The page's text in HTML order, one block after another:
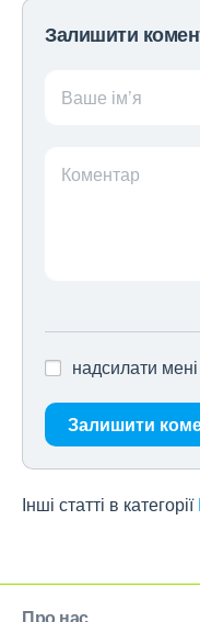
Залишити
Ваше ім’я
Коментар
надсилати
Залишити
Інші статті в категорії